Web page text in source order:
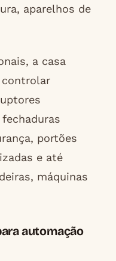
aparelhos de
a casa
portões
e até
máquinas
automação